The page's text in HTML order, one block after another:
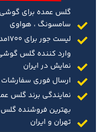
گلس عمده برای گوشی
سامسونگ ، هواوی
لیست جور برای 1700مدل حتی مدل های جدید
وارد کننده گلس
نمایش در ایران
ارسال فوری
نمایندگی برند گلس
بهترین فروشنده گلس
تهران و ایران